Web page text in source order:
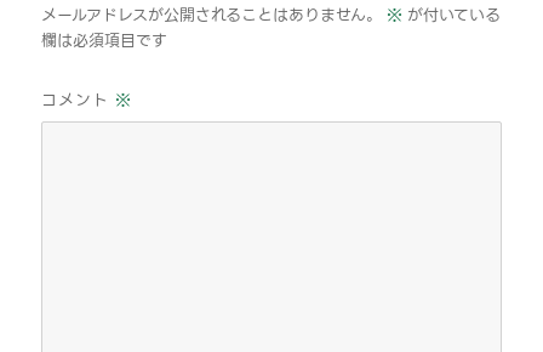
メールアドレスが公開されることはありません。 ※ が付いている
欄は必須項目です
コメント ※